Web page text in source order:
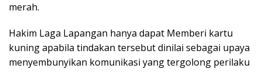
merah.
Hakim Laga Lapangan hanya dapat Memberi kartu
kuning apabila tindakan tersebut dinilai sebagai upaya
menyembunyikan komunikasi yang tergolong perilaku